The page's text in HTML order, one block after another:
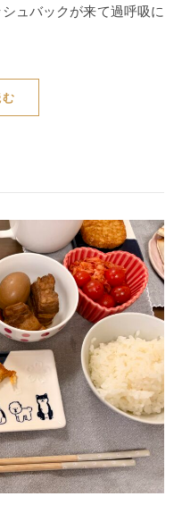
ュバックが来て過呼吸に